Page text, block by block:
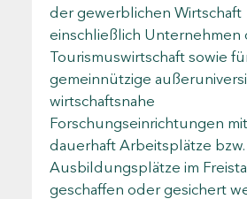
der gewerblichen Wirtschaft
einschließlich Unternehmen
Tourismuswirtschaft sowie
gemeinnützige
wirtschaftsnahe
Forschungseinrichtungen
dauerhaft Arbeitsplätze bzw.
Ausbildungsplätze im
geschaffen oder gesichert